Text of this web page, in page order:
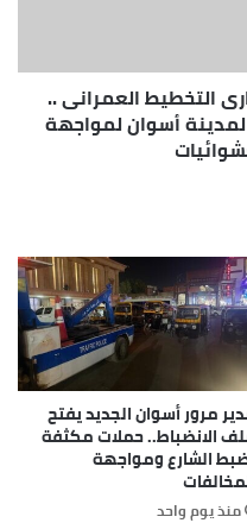
التخطيط العمرانى ..
أسوان لمواجهة
مرور أسوان الجديد يفتح
الانضباط.. حملات مكثفة
الشارع ومواجهة
منذ يوم واحد